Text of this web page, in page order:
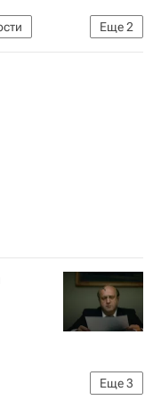
Еще2
Еще3